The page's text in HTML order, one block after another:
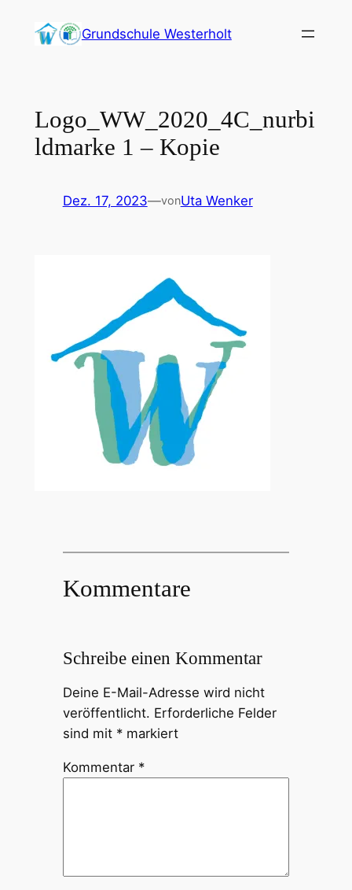
Inhalt
Grundschule Westerholt
Logo_WW_2020_4C_nurbi
ldmarke 1 – Kopie
Dez. 17, 2023—vonUta Wenker
Kommentare
Schreibe einen Kommentar
Deine E-Mail-Adresse wird nicht
veröffentlicht. Erforderliche Felder
sind mit *markiert
Kommentar *